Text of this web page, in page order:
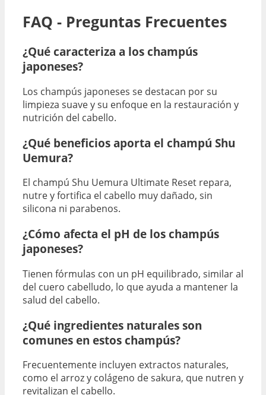
FAQ - Preguntas Frecuentes
¿Qué caracteriza a los champús
japoneses?
Los champús japoneses se destacan por su
limpieza suave y su enfoque en la restauración y
nutrición del cabello.
¿Qué beneficios aporta el champú Shu
Uemura?
El champú Shu Uemura Ultimate Reset repara,
nutre y fortifica el cabello muy dañado, sin
silicona ni parabenos.
¿Cómo afecta el pH de los champús
japoneses?
Tienen fórmulas con un pH equilibrado, similar al
del cuero cabelludo, lo que ayuda a mantener la
salud del cabello.
¿Qué ingredientes naturales son
comunes en estos champús?
Frecuentemente incluyen extractos naturales,
como el arroz y colágeno de sakura, que nutren y
revitalizan el cabello.